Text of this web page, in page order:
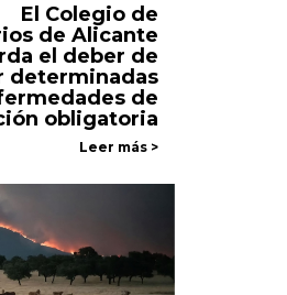
El Colegio de
de Alicante
el deber de
determinadas
de
obligatoria
Leer más >